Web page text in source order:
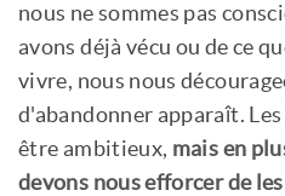
nous ne sommes pas
avons déjà vécu ou de ce
vivre, nous nous
d'abandonner apparaît.
être ambitieux, mais en
devons nous efforcer de les